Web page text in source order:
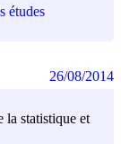
études
la statistique et
26/08/2014